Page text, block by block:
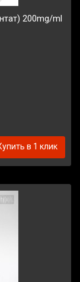
200mg/ml
в 1 клик